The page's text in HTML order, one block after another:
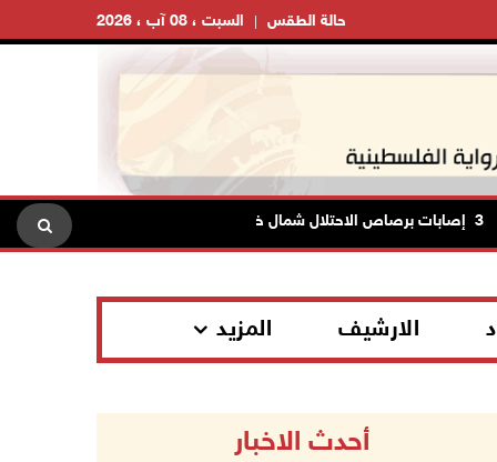
السبت ، 08 آب ، 2026 حالة الطقس
الاحتلال ينصب
الارشيف المزيد
أحدث الاخبار